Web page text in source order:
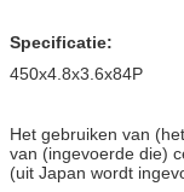
Specificatie:
450x4.8x3.6x84P
Het gebruiken van
van (ingevoerde die)
(uit Japan wordt